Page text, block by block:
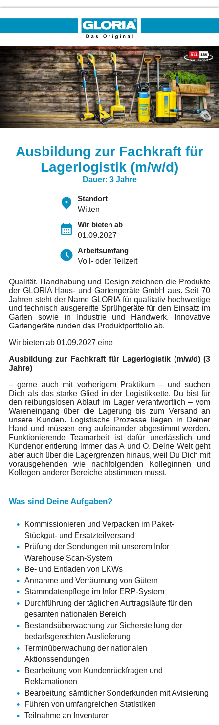
Ausbildung zur Fachkraft für
Lagerlogistik (m/w/d)
Dauer: 3 Jahre
Standort
Witten
Wir bieten ab
01.09.2027
Arbeitsumfang
Voll- oder Teilzeit
Qualität, Handhabung und Design zeichnen die Produkte
der GLORIA Haus- und Gartengeräte GmbH aus. Seit 70
Jahren steht der Name GLORIA für qualitativ hochwertige
und technisch ausgereifte Sprühgeräte für den Einsatz im
Garten sowie in Industrie und Handwerk. Innovative
Gartengeräte runden das Produktportfolio ab.
Wir bieten ab 01.09.2027 eine
Ausbildung zur Fachkraft für Lagerlogistik (m/w/d) (3
Jahre)
– gerne auch mit vorherigem Praktikum – und suchen
Dich als das starke Glied in der Logistikkette. Du bist für
den reibungslosen Ablauf im Lager verantwortlich – vom
Wareneingang über die Lagerung bis zum Versand an
unsere Kunden. Logistische Prozesse liegen in Deiner
Hand und müssen eng aufeinander abgestimmt werden.
Funktionierende Teamarbeit ist dafür unerlässlich und
Kundenorientierung immer das A und O. Deine Welt geht
aber auch über die Lagergrenzen hinaus, weil Du Dich mit
vorausgehenden wie nachfolgenden Kolleginnen und
Kollegen anderer Bereiche abstimmen musst.
Was sind Deine Aufgaben?
Kommissionieren und Verpacken im Paket-,
Stückgut- und Ersatzteilversand
Prüfung der Sendungen mit unserem Infor
Warehouse Scan-System
Be- und Entladen von LKWs
Annahme und Verräumung von Gütern
Stammdatenpflege im Infor ERP-System
Durchführung der täglichen Auftragsläufe für den
gesamten nationalen Bereich
Bestandsüberwachung zur Sicherstellung der
bedarfsgerechten Auslieferung
Terminüberwachung der nationalen
Aktionssendungen
Bearbeitung von Kundenrückfragen und
Reklamationen
Bearbeitung sämtlicher Sonderkunden mit Avisierung
Führen von umfangreichen Statistiken
Teilnahme an Inventuren